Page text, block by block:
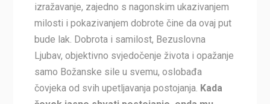
izražavanje, zajedno s nagonskim ukazivanjem
milosti i pokazivanjem dobrote čine da ovaj put
bude lak. Dobrota i samilost, Bezuslovna
Ljubav, objektivno svjedočenje života i opažanje
samo Božanske sile u svemu, oslobađa
čovjeka od svih upetljavanja postojanja. Kada